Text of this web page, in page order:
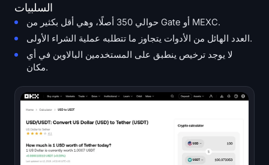
السلبيات
حوالي 350 أصلًا، وهي أقل بكثير من Gate أو MEXC.
العدد الهائل من الأدوات يتجاوز ما تتطلبه عملية الشراء الأولى.
لا يوجد ترخيص ينطبق على المستخدمين البالاوين في أي
مكان.